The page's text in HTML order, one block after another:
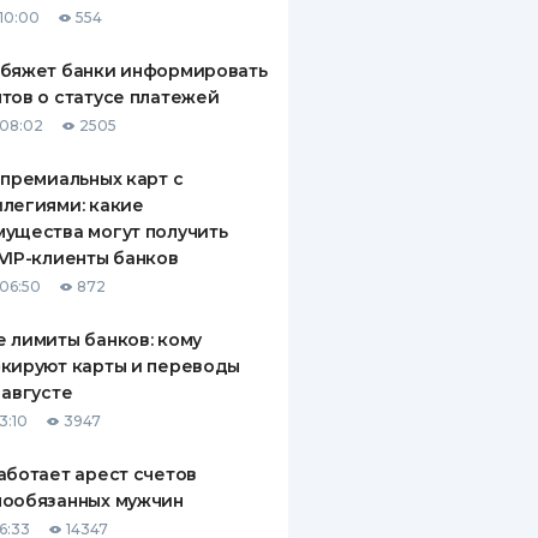
ПОЛИСЫ
О СТРАХОВЫХ
554
банки информировать
о статусе платежей
2505
карт с
какие
могут получить
клиенты банков
872
лимиты банков: кому
карты и переводы
3947
арест счетов
мужчин
14347